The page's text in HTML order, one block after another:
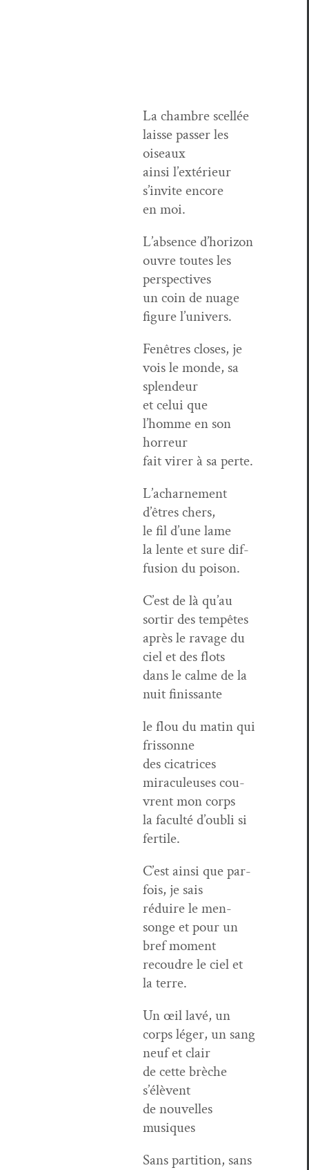
La cham­bre scellée
laisse pass­er les
oiseaux
ain­si l’extérieur
s’invite encore
en moi.
L’absence d’horizon
ouvre toutes les
perspectives
un coin de nuage
fig­ure l’univers.
Fenêtres clos­es, je
vois le monde, sa
splendeur
et celui que
l’homme en son
horreur
fait vir­er à sa perte.
L’acharnement
d’êtres chers,
le fil d’une lame
la lente et sure dif­
fu­sion du poison.
C’est de là qu’au
sor­tir des tempêtes
après le rav­age du
ciel et des flots
dans le calme de la
nuit finissante
le flou du matin qui
frissonne
des cica­tri­ces
mirac­uleuses cou­
vrent mon corps
la fac­ulté d’oubli si
fertile.
C’est ain­si que par­
fois, je sais
réduire le men­
songe et pour un
bref moment
recoudre le ciel et
la terre.
Un œil lavé, un
corps léger, un sang
neuf et clair
de cette brèche
s’élèvent
de nou­velles
musiques
Sans par­ti­tion, sans